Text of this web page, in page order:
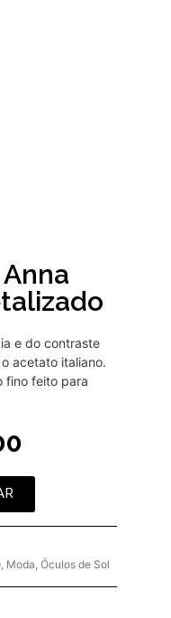
e do contraste
acetato italiano.
fino feito para
Moda Óculos de Sol